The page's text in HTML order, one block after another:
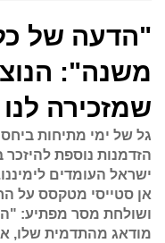
"הדעה של
משנה":
שמזכירה
גל של ימי מתיחות
הזדמנות נוספת
ישראל העומדים
אן סטייסי מטקסס על
ושולחת מסר מפתיע:
מודאג מהתדמית שלו,